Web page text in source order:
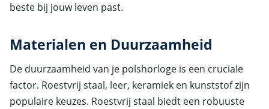
beste bij jouw leven past.
Materialen en Duurzaamheid
De duurzaamheid van je polshorloge is een cruciale
factor. Roestvrij staal, leer, keramiek en kunststof zijn
populaire keuzes. Roestvrij staal biedt een robuuste